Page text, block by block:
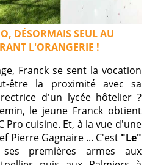
DÉSORMAIS SEUL AU
L'ORANGERIE !
Franck se sent la vocation
être la proximité avec sa
d'un lycée hôtelier ?
le jeune Franck obtient
Pro cuisine. Et, à la vue d'une
Pierre Gagnaire ... C'est "Le"
premières armes aux